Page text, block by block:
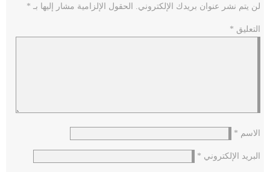
لن يتم نشر عنوان بريدك الإلكتروني. الحقول الإلزامية مشار إليها بـ *
التعليق *
الاسم *
البريد الإلكتروني *